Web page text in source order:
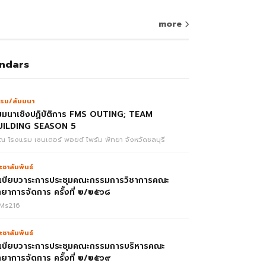
more
ม/สัมมนา
นาเชิงปฏิบัติการ FMS OUTING; TEAM
SEASON 5
โรงแรม เซนเตอร์ พอยต์ ไพร์ม พัทยา จังหวัดชลบุรี
ชาสัมพันธ์
บียบวาระการประชุมคณะกรรมการวิชาการคณะ
าการจัดการ ครั้งที่ ๒/๒๕๖๘
Ms216
ชาสัมพันธ์
บียบวาระการประชุมคณะกรรมการบริหารคณะ
าการจัดการ ครั้งที่ ๒/๒๕๖๙